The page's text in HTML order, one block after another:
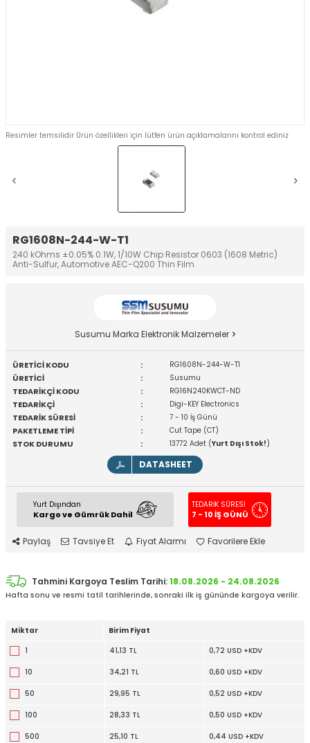
RG1608N-244-W-T1
240 kOhms ±0.05% 0.1W, 1/10W Chip Resistor 0603 (1608 Metric)
Anti-Sulfur, Automotive AEC-Q200 Thin Film
Resimler temsilidir Ürün özellikleri için lütfen ürün açıklamalarını kontrol ediniz
Susumu Marka Elektronik Malzemeler
ÜRETİCİ KODU : RG1608N-244-W-T1
ÜRETİCİ : Susumu
TEDARİKÇİ KODU : RG16N240KWCT-ND
TEDARİKÇİ : Digi-KEY Electronics
TEDARİK SÜRESİ : 7 - 10 İş Günü
PAKETLEME TİPİ : Cut Tape (CT)
STOK DURUMU : 13772 Adet (Yurt Dışı Stok!)
DATASHEET
Yurt Dışından
Kargo ve Gümrük Dahil
TEDARİK SÜRESİ
7 - 10 İŞ GÜNÜ
Paylaş Tavsiye Et Fiyat Alarmı Favorilere Ekle
Tahmini Kargoya Teslim Tarihi:18.08.2026 - 24.08.2026
Hafta sonu ve resmi tatil tarihlerinde, sonraki ilk iş gününde kargoya verilir.
Miktar
Birim Fiyat
1
41,13 TL 0,72 USD +KDV
10 34,21 TL 0,60 USD +KDV
50 29,95 TL 0,52 USD +KDV
100 28,33 TL 0,50 USD +KDV
500 25,10 TL 0,44 USD +KDV